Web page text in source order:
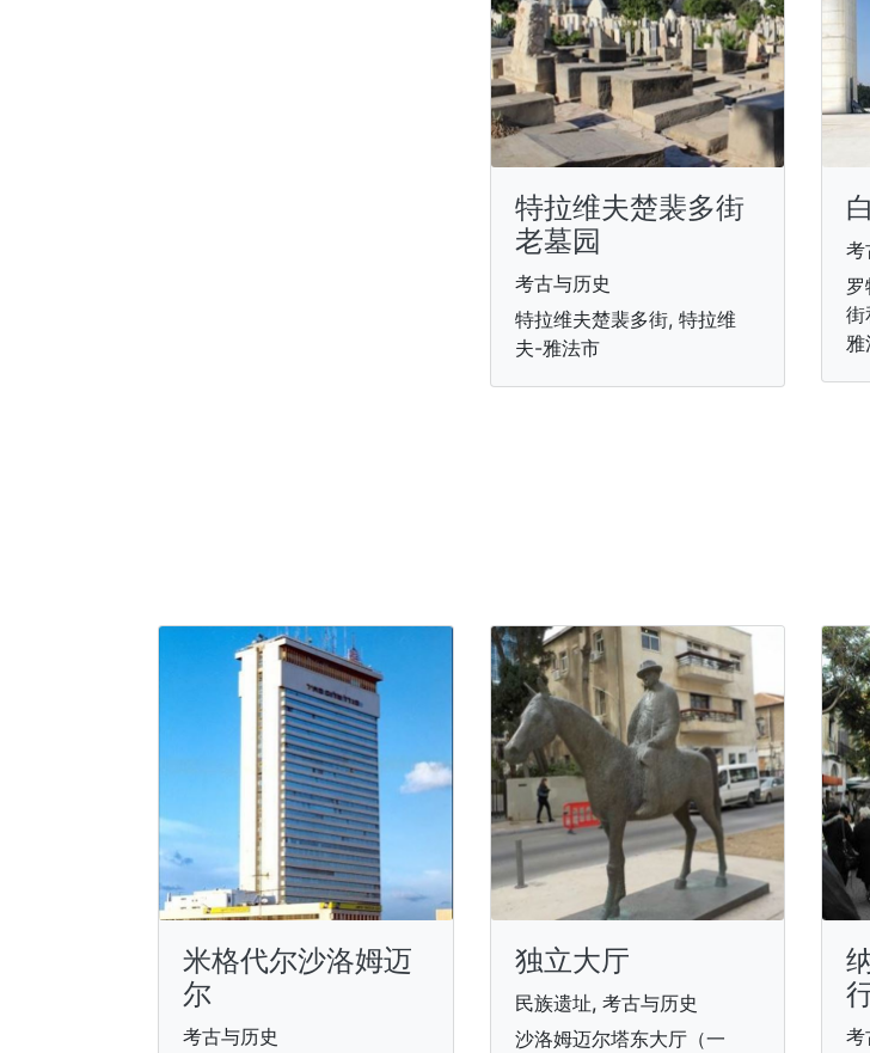
特拉维夫楚裴多街
老墓园
考古与历史
特拉维夫楚裴多街, 特拉维
夫-雅法市
考
街
米格代尔沙洛姆迈
尔
考古与历史
独立大厅
民族遗址, 考古与历史
沙洛姆迈尔塔东大厅（一
考